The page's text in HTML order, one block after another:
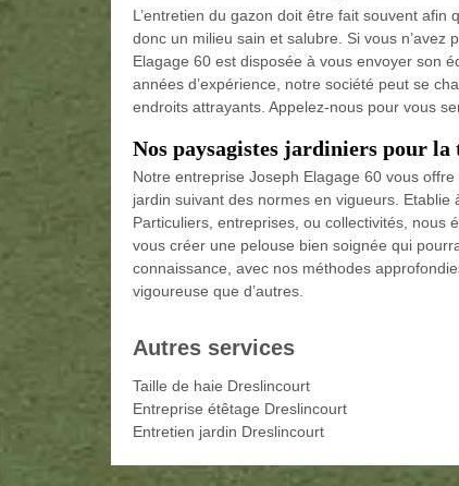
L’entretien du gazon doit être fait souvent afin
donc un milieu sain et salubre. Si vous
Elagage 60 est disposée à vous envoyer son
années d’expérience, notre société peut se
endroits attrayants. Appelez-nous pour vous
Nos paysagistes jardiniers pour la
Notre entreprise Joseph Elagage 60 vous
jardin suivant des normes en vigueurs.
Particuliers, entreprises, ou collectivités, nous
vous créer une pelouse bien soignée qui
connaissance, avec nos méthodes
vigoureuse que d’autres.
Autres services
Taille de haie Dreslincourt
Entreprise étêtage Dreslincourt
Entretien jardin Dreslincourt